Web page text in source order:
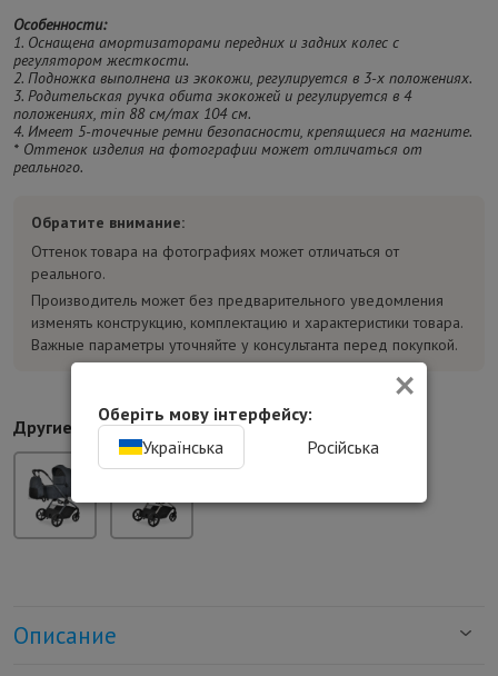
Особенности:
1. Оснащена амортизаторами передних и задних колес с
регулятором жесткости.
2. Подножка выполнена из экокожи, регулируется в 3-х положениях.
3. Родительская ручка обита экокожей и регулируется в 4
положениях, min 88 см/max 104 см.
4. Имеет 5-точечные ремни безопасности, крепящиеся на магните.
* Оттенок изделия на фотографии может отличаться от
реального.
Обратите внимание:
Оттенок товара на фотографиях может отличаться от
реального.
Производитель может без предварительного уведомления
изменять конструкцию, комплектацию и характеристики товара.
Важные параметры уточняйте у консультанта перед покупкой.
Другие цвета:
Описание
×
Оберіть мову інтерфейсу:
Українська
Російська